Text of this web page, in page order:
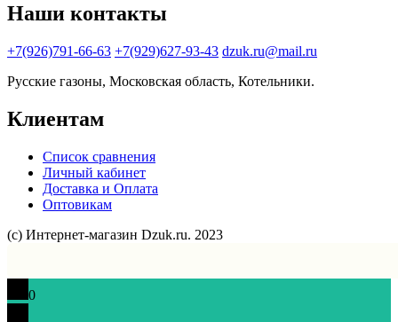
Наши контакты
+7(926)791-66-63 +7(929)627-93-43 dzuk.ru@mail.ru
Русские газоны, Московская область, Котельники.
Клиентам
Список сравнения
Личный кабинет
Доставка и Оплата
Оптовикам
(с) Интернет-магазин Dzuk.ru. 2023
0